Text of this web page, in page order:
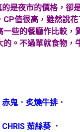
是夜市的價格，卻
CP值很高，雖然說
一些的餐廳作比較，
的。不過單就食物，
鬼．炙燒牛排．
CHRIS 茹絲葵．